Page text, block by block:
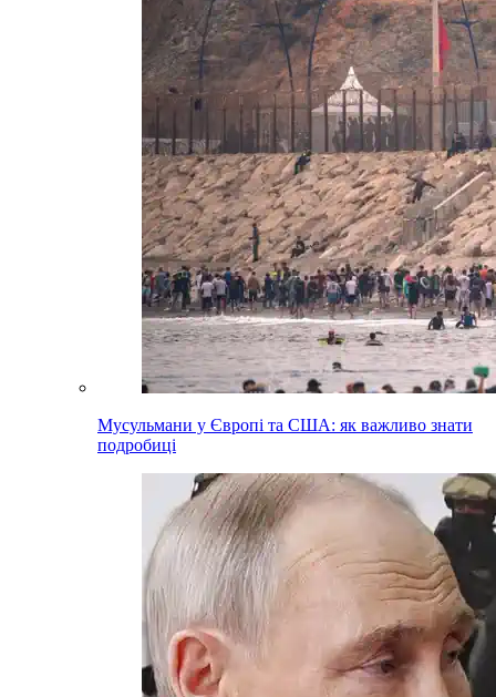
Мусульмани у Європі та США: як важливо знати
подробиці